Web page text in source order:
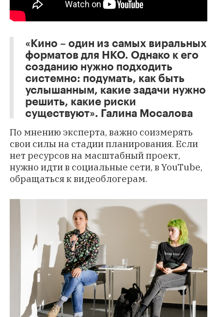
«Кино – один из самых виральных
форматов для НКО. Однако к его
созданию нужно подходить
системно: подумать, как быть
услышанным, какие задачи нужно
решить, какие риски
существуют». Галина Мосалова
По мнению эксперта, важно соизмерять
свои силы на стадии планирования. Если
нет ресурсов на масштабный проект,
нужно идти в социальные сети, в YouTube,
обращаться к видеоблогерам.